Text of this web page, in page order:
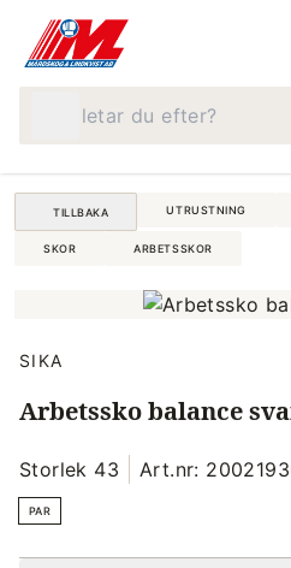
TILLBAKA UTRUSTNING
SKOR ARBETSSKOR
SIKA
Arbetssko balance
Storlek 43 Art.nr:
PAR